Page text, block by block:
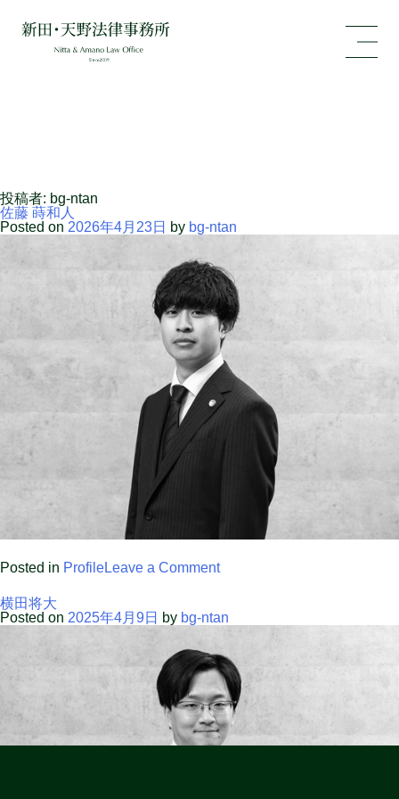
投稿者: bg-ntan
佐藤 蒔和人
Posted on 2026年4月23日 by bg-ntan
Posted in ProfileLeave a Commenton
和
横田将大
Posted on 2025年4月9日 by bg-ntan